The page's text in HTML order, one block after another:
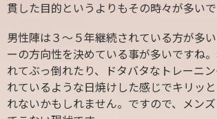
貫した目的というよりもその時々が多いで
男性陣は３〜５年継続されている方が多い
ーの方向性を決めている事が多いですね
れてぶっ倒れたり、ドタバタなトレーニ
れているような日焼けした感じでキリッ
れないかもしれません。ですので、メン